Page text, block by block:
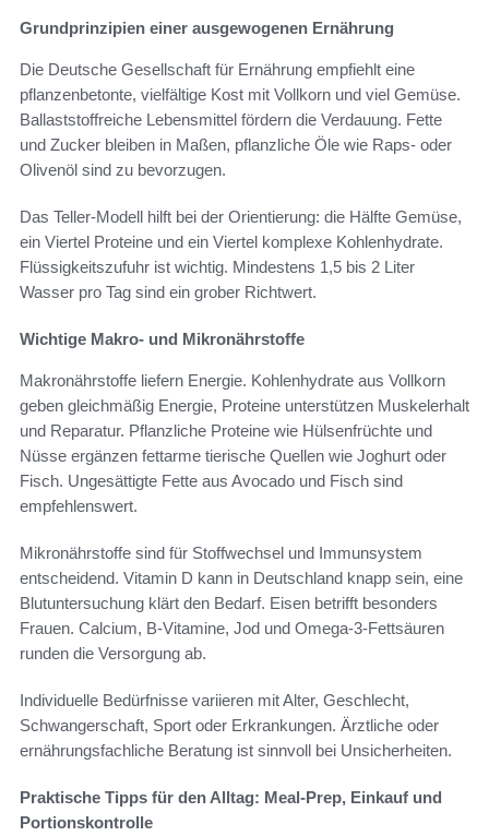
Grundprinzipien einer ausgewogenen Ernährung
Die Deutsche Gesellschaft für Ernährung empfiehlt eine
pflanzenbetonte, vielfältige Kost mit Vollkorn und viel Gemüse.
Ballaststoffreiche Lebensmittel fördern die Verdauung. Fette
und Zucker bleiben in Maßen, pflanzliche Öle wie Raps- oder
Olivenöl sind zu bevorzugen.
Das Teller-Modell hilft bei der Orientierung: die Hälfte Gemüse,
ein Viertel Proteine und ein Viertel komplexe Kohlenhydrate.
Flüssigkeitszufuhr ist wichtig. Mindestens 1,5 bis 2 Liter
Wasser pro Tag sind ein grober Richtwert.
Wichtige Makro- und Mikronährstoffe
Makronährstoffe liefern Energie. Kohlenhydrate aus Vollkorn
geben gleichmäßig Energie, Proteine unterstützen Muskelerhalt
und Reparatur. Pflanzliche Proteine wie Hülsenfrüchte und
Nüsse ergänzen fettarme tierische Quellen wie Joghurt oder
Fisch. Ungesättigte Fette aus Avocado und Fisch sind
empfehlenswert.
Mikronährstoffe sind für Stoffwechsel und Immunsystem
entscheidend. Vitamin D kann in Deutschland knapp sein, eine
Blutuntersuchung klärt den Bedarf. Eisen betrifft besonders
Frauen. Calcium, B-Vitamine, Jod und Omega-3-Fettsäuren
runden die Versorgung ab.
Individuelle Bedürfnisse variieren mit Alter, Geschlecht,
Schwangerschaft, Sport oder Erkrankungen. Ärztliche oder
ernährungsfachliche Beratung ist sinnvoll bei Unsicherheiten.
Praktische Tipps für den Alltag: Meal-Prep, Einkauf und
Portionskontrolle